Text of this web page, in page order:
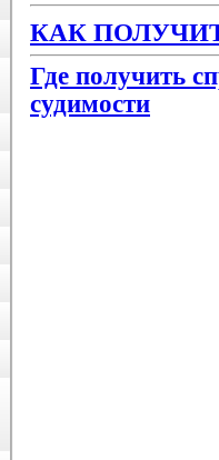
КАК
Где получить
судимости